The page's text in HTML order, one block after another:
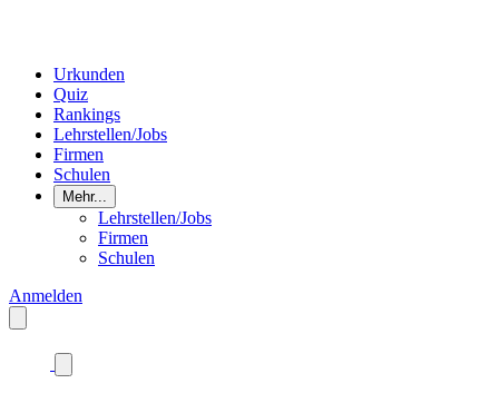
Urkunden
Quiz
Rankings
Lehrstellen/Jobs
Firmen
Schulen
Mehr...
Lehrstellen/Jobs
Firmen
Schulen
Anmelden